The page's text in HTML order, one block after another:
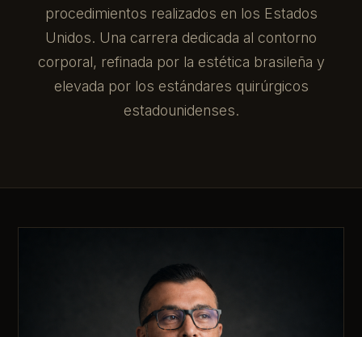
procedimientos realizados en los Estados
Unidos. Una carrera dedicada al contorno
corporal, refinada por la estética brasileña y
elevada por los estándares quirúrgicos
estadounidenses.